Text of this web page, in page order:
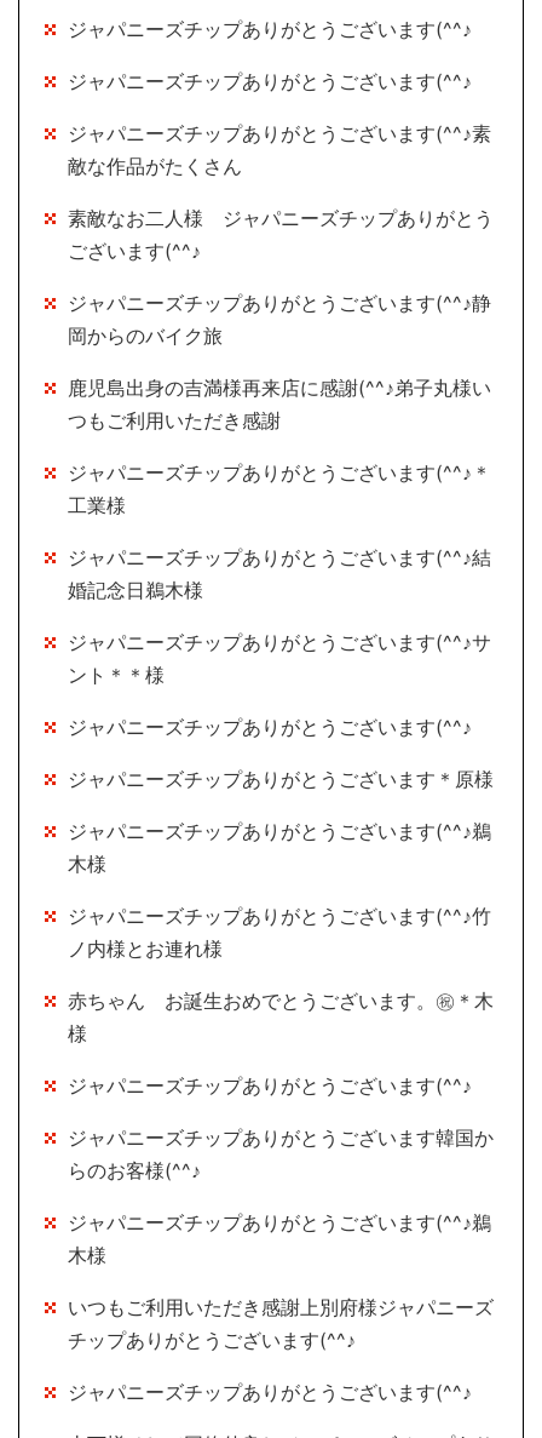
ジャパニーズチップありがとうございます(^^♪
ジャパニーズチップありがとうございます(^^♪
ジャパニーズチップありがとうございます(^^♪素
敵な作品がたくさん
素敵なお二人様 ジャパニーズチップありがとう
ございます(^^♪
ジャパニーズチップありがとうございます(^^♪静
岡からのバイク旅
鹿児島出身の吉満様再来店に感謝(^^♪弟子丸様い
つもご利用いただき感謝
ジャパニーズチップありがとうございます(^^♪＊
工業様
ジャパニーズチップありがとうございます(^^♪結
婚記念日鵜木様
ジャパニーズチップありがとうございます(^^♪サ
ント＊＊様
ジャパニーズチップありがとうございます(^^♪
ジャパニーズチップありがとうございます＊原様
ジャパニーズチップありがとうございます(^^♪鵜
木様
ジャパニーズチップありがとうございます(^^♪竹
ノ内様とお連れ様
赤ちゃん お誕生おめでとうございます。㊗＊木
様
ジャパニーズチップありがとうございます(^^♪
ジャパニーズチップありがとうございます韓国か
らのお客様(^^♪
ジャパニーズチップありがとうございます(^^♪鵜
木様
いつもご利用いただき感謝上別府様ジャパニーズ
チップありがとうございます(^^♪
ジャパニーズチップありがとうございます(^^♪